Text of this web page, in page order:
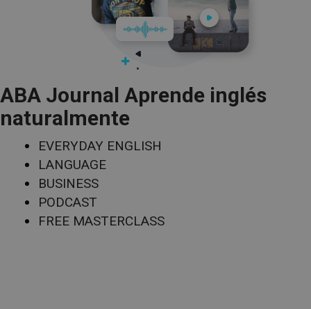
ABA Journal Aprende inglés
naturalmente
EVERYDAY ENGLISH
LANGUAGE
BUSINESS
PODCAST
FREE MASTERCLASS